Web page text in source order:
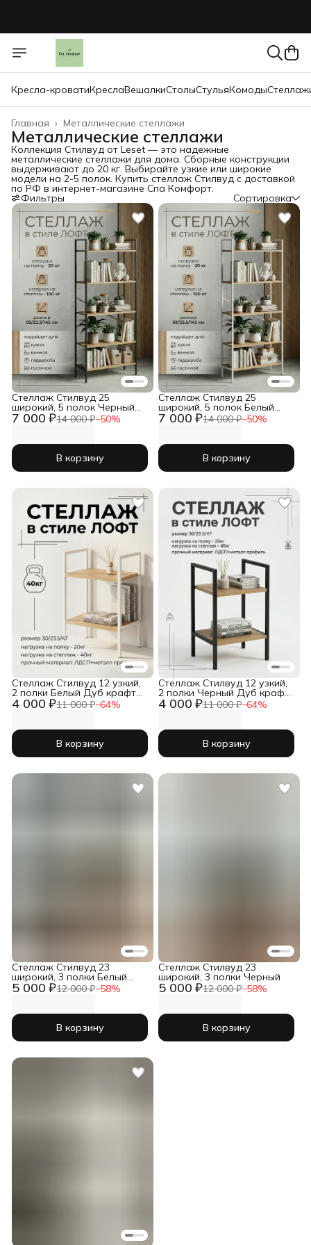
Кресла-кроватиКреслаВешалкиСтолыСтульяКомоды
Металлические стеллажи
Главная ›
Металлические стеллажи
Коллекция Стилвуд от Leset — это надежные
металлические стеллажи для дома. Сборные конструкции
выдерживают до 20 кг. Выбирайте узкие или широкие
модели на 2-5 полок. Купить стеллаж Стилвуд с доставкой
по РФ в интернет-магазине Спа Комфорт.
Фильтры Сортировка
7 000 ₽14 000 ₽−50%
Стеллаж Стилвуд 25
широкий, 5 полок Черный
Дуб крафт золотой
В корзину
7 000 ₽14 000 ₽−50%
Стеллаж Стилвуд 25
широкий, 5 полок Белый
Дуб крафт золотой
В корзину
4 000 ₽11 000 ₽−64%
Стеллаж Стилвуд 12 узкий,
2 полки Белый Дуб крафт
золотой
В корзину
4 000 ₽11 000 ₽−64%
Стеллаж Стилвуд 12 узкий,
2 полки Черный Дуб крафт
золотой
В корзину
5 000 ₽12 000 ₽−58%
Стеллаж Стилвуд 23
широкий, 3 полки Белый
Дуб крафт золотой
В корзину
5 000 ₽12 000 ₽−58%
Стеллаж Стилвуд 23
широкий, 3 полки Черный
В корзину